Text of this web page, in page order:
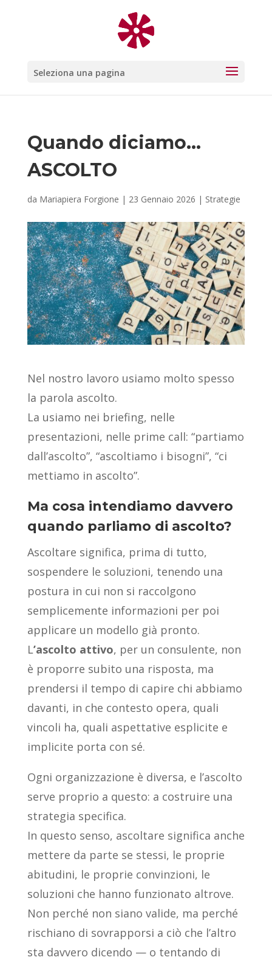
Seleziona una pagina
Quando diciamo…
ASCOLTO
da Mariapiera Forgione | 23 Gennaio 2026 | Strategie
Nel nostro lavoro usiamo molto spesso
la parola ascolto.
La usiamo nei briefing, nelle
presentazioni, nelle prime call: “partiamo
dall’ascolto”, “ascoltiamo i bisogni”, “ci
mettiamo in ascolto”.
Ma cosa intendiamo davvero
quando parliamo di ascolto?
Ascoltare significa, prima di tutto,
sospendere le soluzioni, tenendo una
postura in cui non si raccolgono
semplicemente informazioni per poi
applicare un modello già pronto.
L’ascolto attivo, per un consulente, non
è proporre subito una risposta, ma
prendersi il tempo di capire chi abbiamo
davanti, in che contesto opera, quali
vincoli ha, quali aspettative esplicite e
implicite porta con sé.
Ogni organizzazione è diversa, e l’ascolto
serve proprio a questo: a costruire una
strategia specifica.
In questo senso, ascoltare significa anche
mettere da parte se stessi, le proprie
abitudini, le proprie convinzioni, le
soluzioni che hanno funzionato altrove.
Non perché non siano valide, ma perché
rischiano di sovrapporsi a ciò che l’altro
sta davvero dicendo — o tentando di